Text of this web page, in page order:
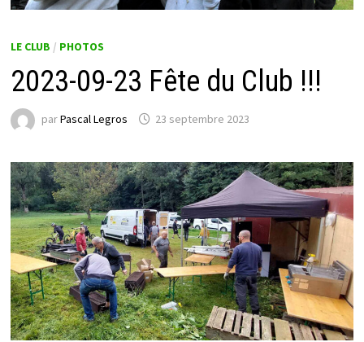
LE CLUB / PHOTOS
2023-09-23 Fête du Club !!!
parPascal Legros 23 septembre 2023